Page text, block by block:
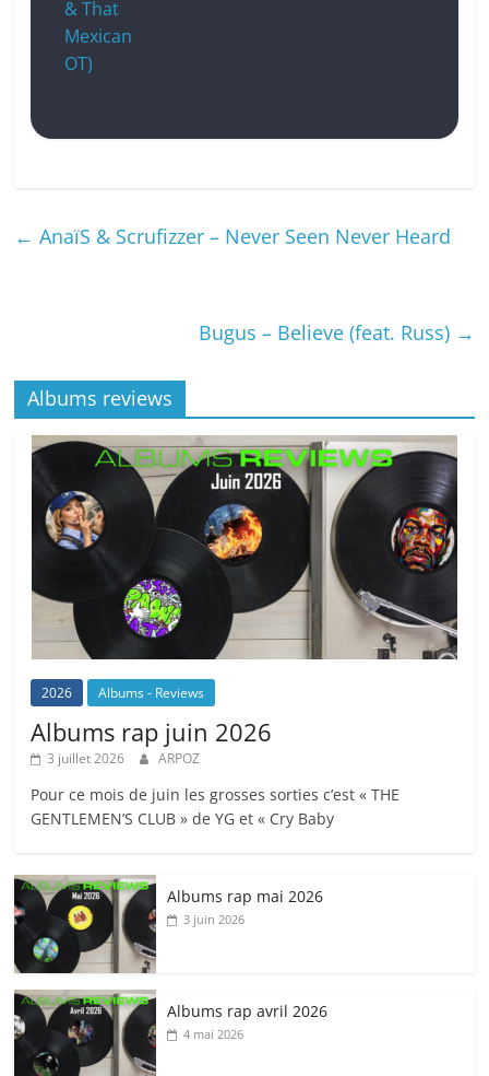
& That
Mexican
OT)
← AnaïS & Scrufizzer – Never Seen Never Heard
Bugus – Believe (feat. Russ) →
Albums reviews
2026 Albums - Reviews
Albums rap juin 2026
3 juillet 2026 ARPOZ
Pour ce mois de juin les grosses sorties c’est « THE
GENTLEMEN’S CLUB » de YG et « Cry Baby
Albums rap mai 2026
3 juin 2026
Albums rap avril 2026
4 mai 2026